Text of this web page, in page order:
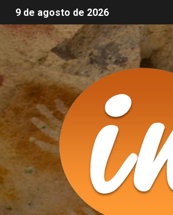
9 de agosto de 2026